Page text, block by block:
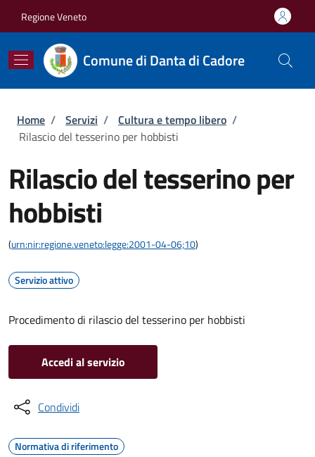
Regione Veneto
Comune di Danta di Cadore
Briciole di pane
Home / Servizi / Cultura e tempo libero /
Rilascio del tesserino per hobbisti
Rilascio del tesserino per
hobbisti
(urn:nir:regione.veneto:legge:2001-04-06;10)
Servizio attivo
Procedimento di rilascio del tesserino per hobbisti
Accedi al servizio
Condividi
Normativa di riferimento